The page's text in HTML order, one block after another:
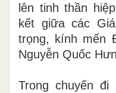
lên tinh thần
kết giữa các
trọng, kính mến
Nguyễn Quốc
Trong chuyến đi